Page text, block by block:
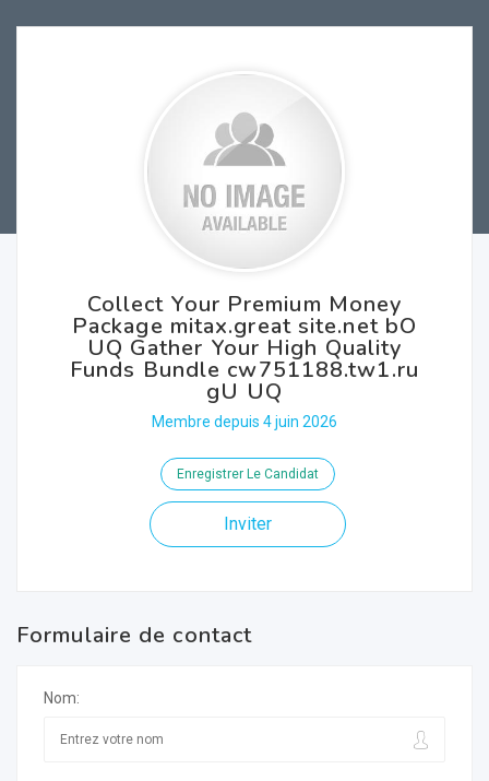
Collect Your Premium Money
Package mitax.great site.net bO
UQ Gather Your High Quality
Funds Bundle cw751188.tw1.ru
gU UQ
Membre depuis 4 juin 2026
Enregistrer Le Candidat
Inviter
Formulaire de contact
Nom: